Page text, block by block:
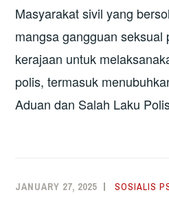
Masyarakat sivil yang
mangsa gangguan
kerajaan untuk
polis, termasuk
Aduan dan Salah Laku
JANUARY 27, 2025 SOSIALIS